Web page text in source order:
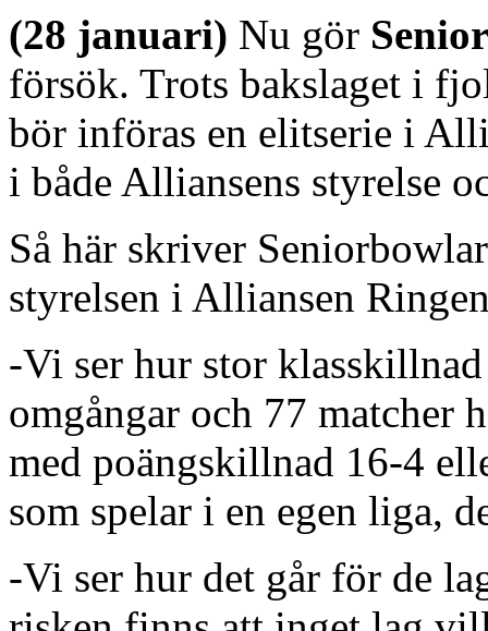
(28 januari) Nu gör
försök. Trots bakslaget i
bör införas en elitserie i
i både Alliansens styrelse
Så här skriver
styrelsen i Alliansen
-Vi ser hur stor
omgångar och 77 matcher
med poängskillnad 16-4
som spelar i en egen liga,
-Vi ser hur det går för de